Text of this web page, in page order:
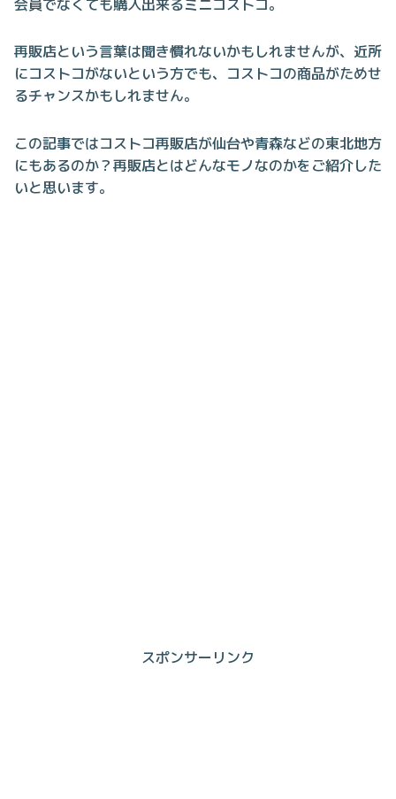
会員でなくても購入出来るミニコストコ。
再販店という言葉は聞き慣れないかもしれませんが、近所
にコストコがないという方でも、コストコの商品がためせ
るチャンスかもしれません。
この記事ではコストコ再販店が仙台や青森などの東北地方
にもあるのか？再販店とはどんなモノなのかをご紹介した
いと思います。
スポンサーリンク